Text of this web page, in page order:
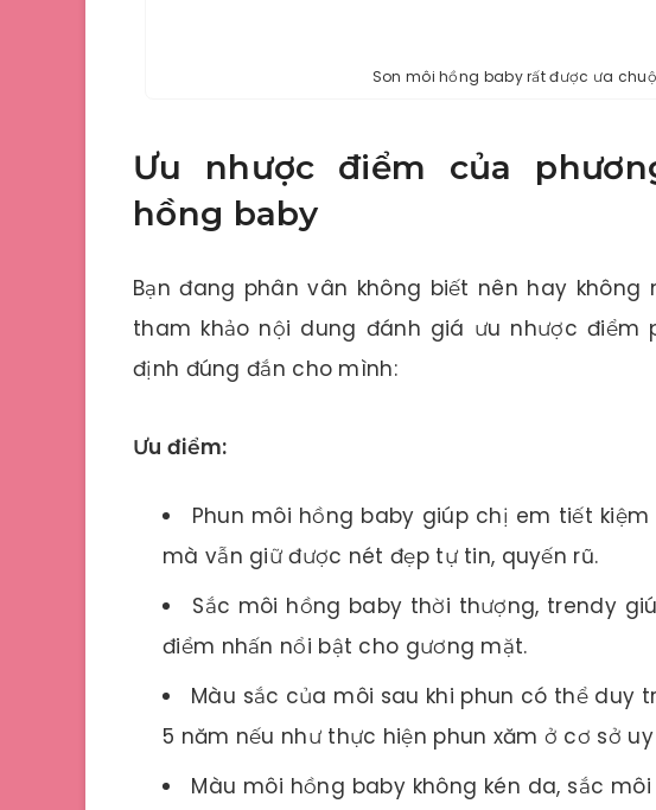
Son môi hồng baby rất được ưa
Ưu nhược điểm của
hồng baby
Bạn đang phân vân không biết nên hay không
tham khảo nội dung đánh giá ưu nhược điểm
định đúng đắn cho mình:
Ưu điểm:
Phun môi hồng baby giúp chị em tiết
mà vẫn giữ được nét đẹp tự tin, quyến rũ.
Sắc môi hồng baby thời thượng, trendy
điểm nhấn nổi bật cho gương mặt.
Màu sắc của môi sau khi phun có thể duy
5 năm nếu như thực hiện phun xăm ở cơ sở
Màu môi hồng baby không kén da, sắc